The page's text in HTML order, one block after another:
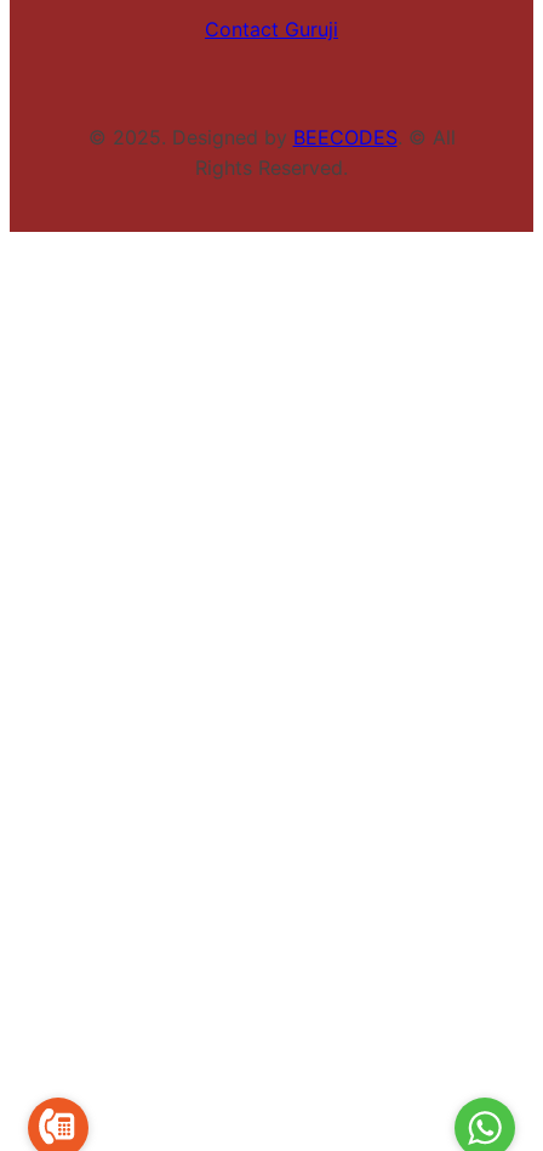
Contact Guruji
© 2025. Designed by BEECODES. © All
Rights Reserved.